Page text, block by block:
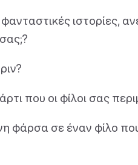
φανταστικές ιστορίες,
που οι φίλοι σας
φάρσα σε έναν φίλο